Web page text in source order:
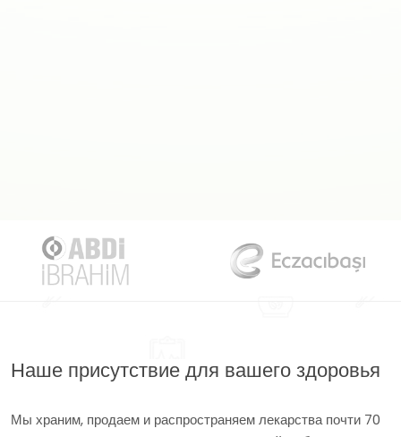
Наше присутствие для вашего здоровья
Мы храним, продаем и распространяем лекарства почти 70